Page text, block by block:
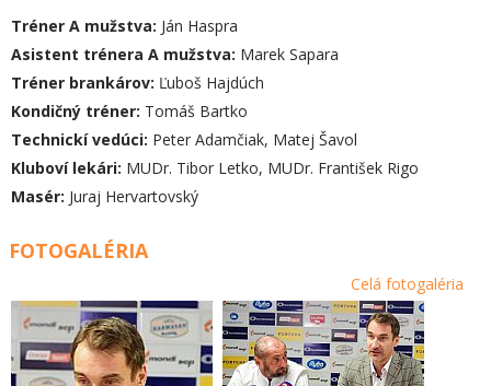
Tréner A mužstva: Ján Haspra
Asistent trénera A mužstva: Marek Sapara
Tréner brankárov: Ľuboš Hajdúch
Kondičný tréner: Tomáš Bartko
Technickí vedúci: Peter Adamčiak, Matej Šavol
Kluboví lekári: MUDr. Tibor Letko, MUDr. František Rigo
Masér: Juraj Hervartovský
FOTOGALÉRIA
Celá fotogaléria